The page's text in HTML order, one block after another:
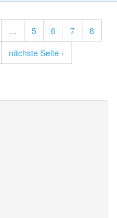
… 5 6 7
8
nächste Seite ›